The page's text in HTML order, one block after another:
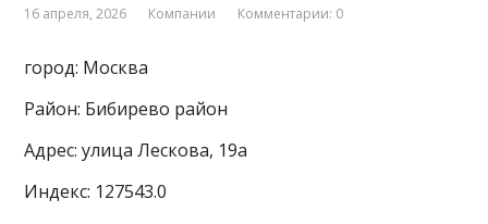
16 апреля, 2026 Компании Комментарии: 0
город: Москва
Район: Бибирево район
Адрес: улица Лескова, 19а
Индекс: 127543.0